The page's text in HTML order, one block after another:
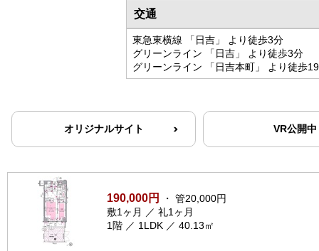
交通
東急東横線 「日吉」 より徒歩3分
グリーンライン 「日吉」 より徒歩3分
グリーンライン 「日吉本町」 より徒歩
オリジナルサイト VR公開中
190,000円
・ 管20,000円
敷1ヶ月 ／ 礼1ヶ月
1階 ／ 1LDK ／ 40.13㎡